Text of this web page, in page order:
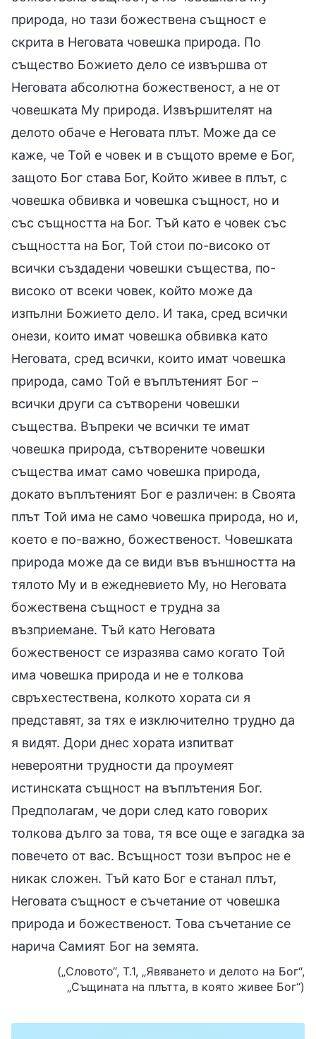
природа, но тази божествена същност е
скрита в Неговата човешка природа. По
същество Божието дело се извършва от
Неговата абсолютна божественост, а не от
човешката Му природа. Извършителят на
делото обаче е Неговата плът. Може да се
каже, че Той е човек и в същото време е Бог,
защото Бог става Бог, Който живее в плът, с
човешка обвивка и човешка същност, но и
със същността на Бог. Тъй като е човек със
същността на Бог, Той стои по-високо от
всички създадени човешки същества, по-
високо от всеки човек, който може да
изпълни Божието дело. И така, сред всички
онези, които имат човешка обвивка като
Неговата, сред всички, които имат човешка
природа, само Той е въплътеният Бог –
всички други са сътворени човешки
същества. Въпреки че всички те имат
човешка природа, сътворените човешки
същества имат само човешка природа,
докато въплътеният Бог е различен: в Своята
плът Той има не само човешка природа, но и,
което е по-важно, божественост. Човешката
природа може да се види във външността на
тялото Му и в ежедневието Му, но Неговата
божествена същност е трудна за
възприемане. Тъй като Неговата
божественост се изразява само когато Той
има човешка природа и не е толкова
свръхестествена, колкото хората си я
представят, за тях е изключително трудно да
я видят. Дори днес хората изпитват
невероятни трудности да проумеят
истинската същност на въплътения Бог.
Предполагам, че дори след като говорих
толкова дълго за това, тя все още е загадка за
повечето от вас. Всъщност този въпрос не е
никак сложен. Тъй като Бог е станал плът,
Неговата същност е съчетание от човешка
природа и божественост. Това съчетание се
нарича Самият Бог на земята.
(„Словото“, Т.1, „Явяването и делото на Бог“,
„Същината на плътта, в която живее Бог“)